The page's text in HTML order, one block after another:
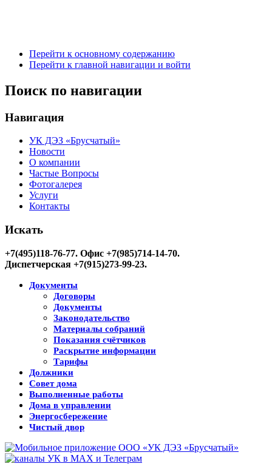
Перейти к основному содержанию
Перейти к главной навигации и войти
Поиск по навигации
Навигация
УК ДЭЗ «Брусчатый»
Новости
О компании
Частые Вопросы
Фотогалерея
Услуги
Контакты
Искать
+7(495)118-76-77. Офис +7(985)714-14-70.
Диспетчерская +7(915)273-99-23.
Документы
Договоры
Документы
Законодательство
Материалы собраний
Показания счётчиков
Раскрытие информации
Тарифы
Должники
Совет дома
Выполненные работы
Дома в управлении
Энергосбережение
Чистый двор